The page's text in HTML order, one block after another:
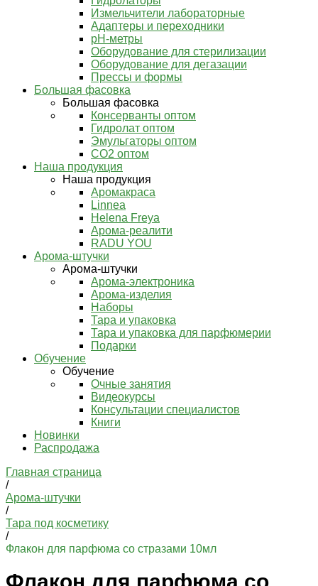
Измельчители лабораторные
Адаптеры и переходники
pH-метры
Оборудование для стерилизации
Оборудование для дегазации
Прессы и формы
Большая фасовка
Большая фасовка
Консерванты оптом
Гидролат оптом
Эмульгаторы оптом
СО2 оптом
Наша продукция
Наша продукция
Аромакраса
Linnea
Helena Freya
Арома-реалити
RADU YOU
Арома-штучки
Арома-штучки
Арома-электроника
Арома-изделия
Наборы
Тара и упаковка
Тара и упаковка для парфюмерии
Подарки
Обучение
Обучение
Очные занятия
Видеокурсы
Консультации специалистов
Книги
Новинки
Распродажа
Главная страница
/
Арома-штучки
/
Тара под косметику
/
Флакон для парфюма со стразами 10мл